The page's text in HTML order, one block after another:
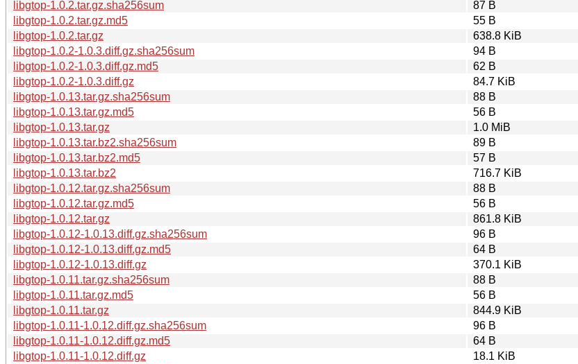
libgtop-1.0.2.tar.gz.sha256sum
87 B
libgtop-1.0.2.tar.gz.md5
55 B
libgtop-1.0.2.tar.gz
638.8 KiB
libgtop-1.0.2-1.0.3.diff.gz.sha256sum
94 B
libgtop-1.0.2-1.0.3.diff.gz.md5
62 B
libgtop-1.0.2-1.0.3.diff.gz
84.7 KiB
libgtop-1.0.13.tar.gz.sha256sum
88 B
libgtop-1.0.13.tar.gz.md5
56 B
libgtop-1.0.13.tar.gz
1.0 MiB
libgtop-1.0.13.tar.bz2.sha256sum
89 B
libgtop-1.0.13.tar.bz2.md5
57 B
libgtop-1.0.13.tar.bz2
716.7 KiB
libgtop-1.0.12.tar.gz.sha256sum
88 B
libgtop-1.0.12.tar.gz.md5
56 B
libgtop-1.0.12.tar.gz
861.8 KiB
libgtop-1.0.12-1.0.13.diff.gz.sha256sum
96 B
libgtop-1.0.12-1.0.13.diff.gz.md5
64 B
libgtop-1.0.12-1.0.13.diff.gz
370.1 KiB
libgtop-1.0.11.tar.gz.sha256sum
88 B
libgtop-1.0.11.tar.gz.md5
56 B
libgtop-1.0.11.tar.gz
844.9 KiB
libgtop-1.0.11-1.0.12.diff.gz.sha256sum
96 B
libgtop-1.0.11-1.0.12.diff.gz.md5
64 B
libgtop-1.0.11-1.0.12.diff.gz
18.1 KiB